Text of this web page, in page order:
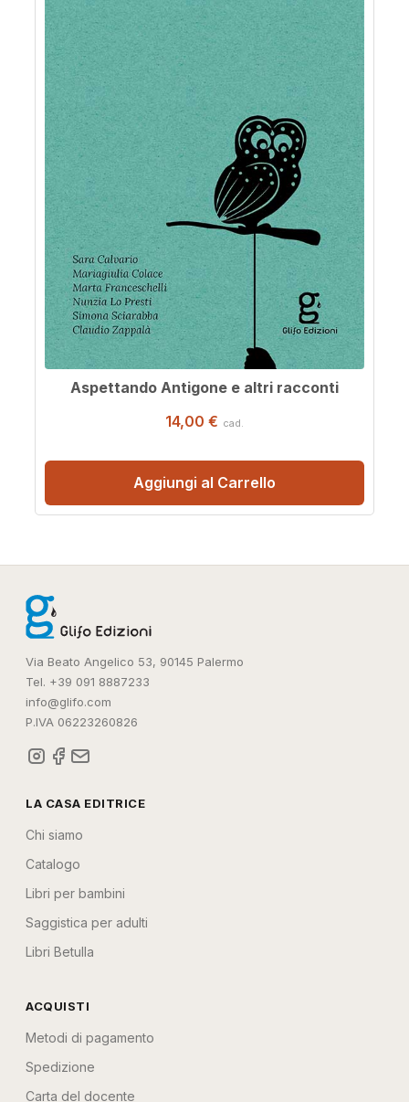
14,00 € cad.
Aspettando Antigone e altri racconti
Aggiungi al Carrello
Via Beato Angelico 53, 90145 Palermo
Tel. +39 091 8887233
info@glifo.com
P.IVA 06223260826
LA CASA EDITRICE
Chi siamo
Catalogo
Libri per bambini
Saggistica per adulti
Libri Betulla
ACQUISTI
Metodi di pagamento
Spedizione
Carta del docente